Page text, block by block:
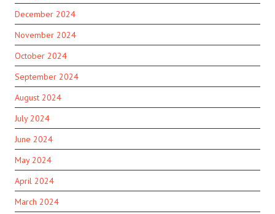
December 2024
November 2024
October 2024
September 2024
August 2024
July 2024
June 2024
May 2024
April 2024
March 2024